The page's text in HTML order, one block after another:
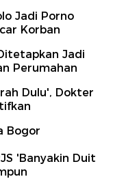
Jadi Porno
Korban
Jadi
Perumahan
Dulu', Dokter
Bogor
'Banyakin Duit